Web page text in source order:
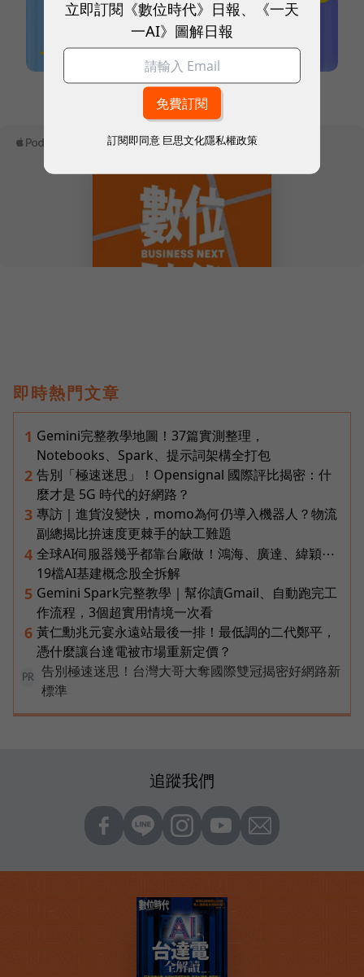
本網站內容未經允許，不得轉載。
即時熱門文章
1 Gemini完整教學地圖！37篇實測整理，
Notebooks、Spark、提示詞架構全打包
2 告別「極速迷思」！Opensignal 國際評比揭密：什
麼才是 5G 時代的好網路？
3 專訪｜進貨沒變快，momo為何仍導入機器人？物流
副總揭比拚速度更棘手的缺工難題
4 全球AI伺服器幾乎都靠台廠做！鴻海、廣達、緯穎⋯
19檔AI基建概念股全拆解
5 Gemini Spark完整教學｜幫你讀Gmail、自動跑完工
作流程，3個超實用情境一次看
6 黃仁勳兆元宴永遠站最後一排！最低調的二代鄭平，
憑什麼讓台達電被市場重新定價？
PR
告別極速迷思！台灣大哥大奪國際雙冠揭密好網路新
標準
追蹤我們
立即訂閱《數位時代》日報、《一天
一AI》圖解日報
訂閱即同意 巨思文化隱私權政策